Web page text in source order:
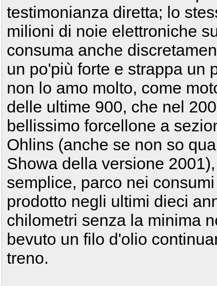
testimonianza diretta; lo
milioni di noie elettroniche
consuma anche
un po'più forte e strappa un
non lo amo molto, come
delle ultime 900, che nel
bellissimo forcellone a
Ohlins (anche se non so
Showa della versione
semplice, parco nei
prodotto negli ultimi dieci
chilometri senza la minima
bevuto un filo d'olio
treno.